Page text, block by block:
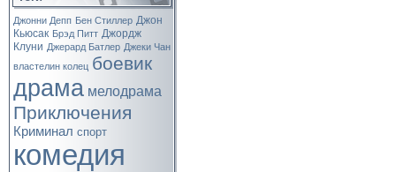
Джонни Депп Бен Стиллер Джон
Кьюсак Брэд Питт Джордж
Клуни Джерард Батлер Джеки Чан
властелин колец боевик
драма мелодрама
Приключения
Криминал спорт
комедия